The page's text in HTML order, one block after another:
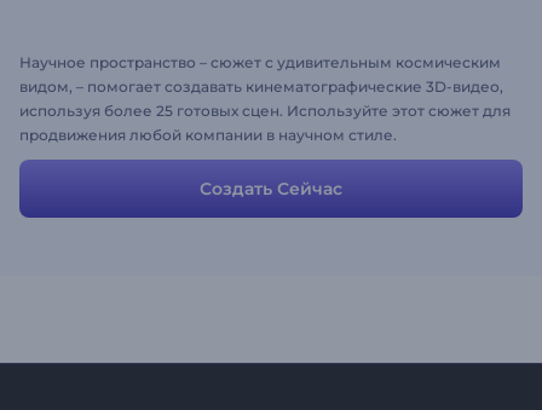
Научное пространство – сюжет с удивительным космическим
видом, – помогает создавать кинематографические 3D-видео,
используя более 25 готовых сцен. Используйте этот сюжет для
продвижения любой компании в научном стиле.
Создать Сейчас